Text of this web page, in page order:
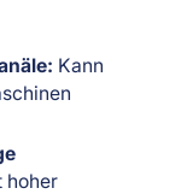
Kann
hoher